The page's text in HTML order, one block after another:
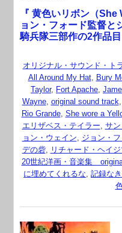
『 黄色いリボン（
ョン・フォード監督と
騎兵隊三部作の2作品目
オリジナル・サウンド・ト
All Around My Hat, Bury
Taylor, Fort Apache
Wayne, original sound track
Rio Grande, She wore a
エリザベス・テイラー サン
ョン・ウェイン
ジョン・
デの砦, リチャード・ヘイ
20世紀洋画・音楽集
に埋めてくれるな 記録な